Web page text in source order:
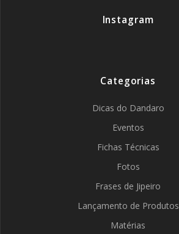
Instagram
Categorias
Dicas do Dandaro
Eventos
Fichas Técnicas
Fotos
Frases de Jipeiro
Lançamento de Produtos
Matérias